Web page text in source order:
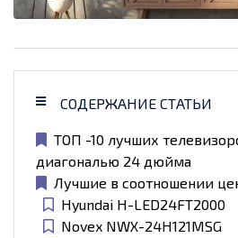
СОДЕРЖАНИЕ СТАТЬИ
ТОП -10 лучших
диагональю 24 дюйма
Лучшие в соотношении
Hyundai H-LED24FT2000
Novex NWX-24H121MSG